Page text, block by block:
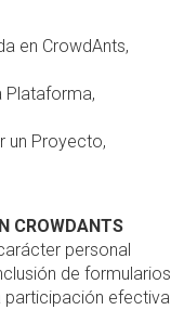
en CrowdAnts,
Plataforma,
un Proyecto,
CROWDANTS
personal
de formularios
participación efectiva